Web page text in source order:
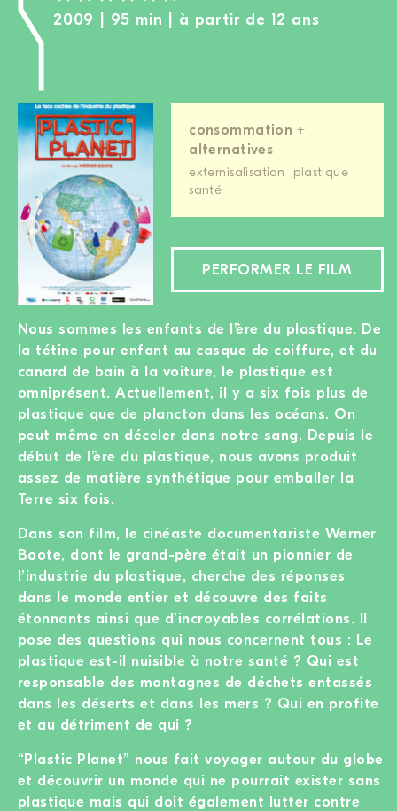
2009 | 95 min | à partir de 12 ans
consommation +
alternatives
externisalisation
plastique
santé
PERFORMER LE FILM
Nous sommes les enfants de l’ère du plastique. De
la tétine pour enfant au casque de coiffure, et du
canard de bain à la voiture, le plastique est
omniprésent. Actuellement, il y a six fois plus de
plastique que de plancton dans les océans. On
peut même en déceler dans notre sang. Depuis le
début de l’ère du plastique, nous avons produit
assez de matière synthétique pour emballer la
Terre six fois.
Dans son film, le cinéaste documentariste Werner
Boote, dont le grand-père était un pionnier de
l’industrie du plastique, cherche des réponses
dans le monde entier et découvre des faits
étonnants ainsi que d’incroyables corrélations. Il
pose des questions qui nous concernent tous : Le
plastique est-il nuisible à notre santé ? Qui est
responsable des montagnes de déchets entassés
dans les déserts et dans les mers ? Qui en profite
et au détriment de qui ?
“Plastic Planet” nous fait voyager autour du globe
et découvrir un monde qui ne pourrait exister sans
plastique mais qui doit également lutter contre